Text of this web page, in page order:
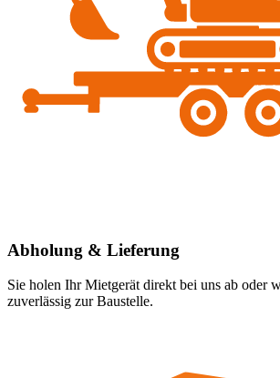
Abholung & Lieferung
Sie holen Ihr Mietgerät direkt bei uns ab oder
zuverlässig zur Baustelle.